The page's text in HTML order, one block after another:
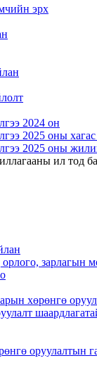
эрх
2024 он
2025 оны
2025 оны
ил тод
зарлагын
хөрөнгө
оруулалтын